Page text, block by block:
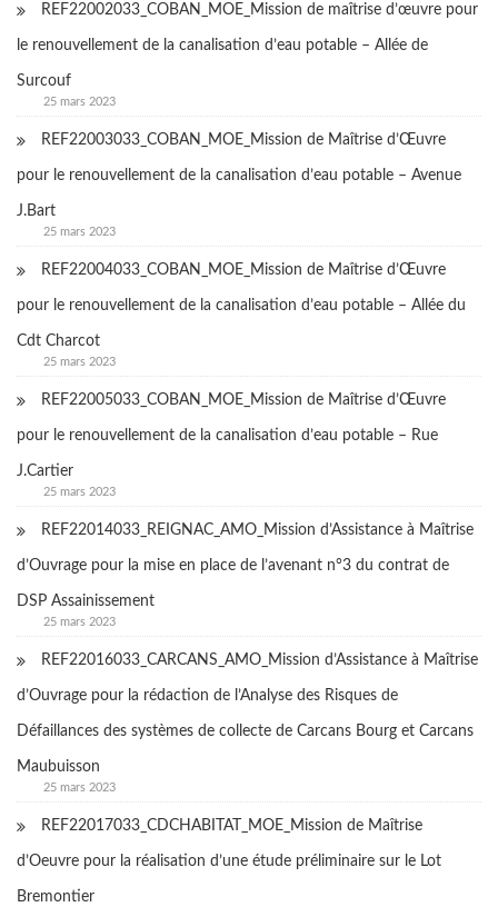
REF22002033_COBAN_MOE_Mission de maîtrise d’œuvre pour
le renouvellement de la canalisation d’eau potable – Allée de
Surcouf
25 mars 2023
REF22003033_COBAN_MOE_Mission de Maîtrise d’Œuvre
pour le renouvellement de la canalisation d’eau potable – Avenue
J.Bart
25 mars 2023
REF22004033_COBAN_MOE_Mission de Maîtrise d’Œuvre
pour le renouvellement de la canalisation d’eau potable – Allée du
Cdt Charcot
25 mars 2023
REF22005033_COBAN_MOE_Mission de Maîtrise d’Œuvre
pour le renouvellement de la canalisation d’eau potable – Rue
J.Cartier
25 mars 2023
REF22014033_REIGNAC_AMO_Mission d’Assistance à Maîtrise
d’Ouvrage pour la mise en place de l’avenant n°3 du contrat de
DSP Assainissement
25 mars 2023
REF22016033_CARCANS_AMO_Mission d’Assistance à Maîtrise
d’Ouvrage pour la rédaction de l’Analyse des Risques de
Défaillances des systèmes de collecte de Carcans Bourg et Carcans
Maubuisson
25 mars 2023
REF22017033_CDCHABITAT_MOE_Mission de Maîtrise
d’Oeuvre pour la réalisation d’une étude préliminaire sur le Lot
Bremontier